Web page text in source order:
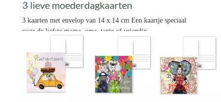
3 lieve moederdagkaarten
3 kaarten met envelop van 14 x 14 cm Een kaartje speciaal
voor de liefste mama, oma, tante of vriendin.
Prijs per stuk
